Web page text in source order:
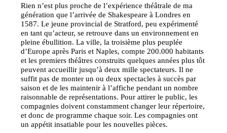
Rien n’est plus proche de l’expérience théâtrale de ma
génération que l’arrivée de Shakespeare à Londres en
1587. Le jeune provincial de Stratford, peu expérimenté
en tant qu’acteur, se retrouve dans un environnement en
pleine ébullition. La ville, la troisième plus peuplée
d’Europe après Paris et Naples, compte 200.000 habitants
et les premiers théâtres construits quelques années plus tôt
peuvent accueillir jusqu’à deux mille spectateurs. Il ne
suffit pas de monter un ou deux spectacles à succès par
saison et de les maintenir à l’affiche pendant un nombre
raisonnable de représentations. Pour attirer le public, les
compagnies doivent constamment changer leur répertoire,
et donc de programme chaque soir. Les compagnies ont
un appétit insatiable pour les nouvelles pièces.